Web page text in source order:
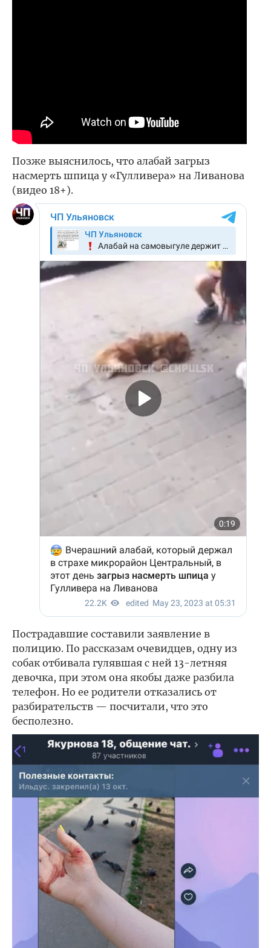
Позже выяснилось, что алабай загрыз
насмерть шпица у «Гулливера» на Ливанова
(видео 18+).
Пострадавшие составили заявление в
полицию. По рассказам очевидцев, одну из
собак отбивала гулявшая с ней 13-летняя
девочка, при этом она якобы даже разбила
телефон. Но ее родители отказались от
разбирательств — посчитали, что это
бесполезно.